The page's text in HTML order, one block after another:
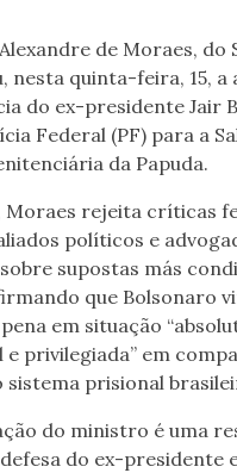
de Moraes, do
nesta quinta-feira, 15, a
do ex-presidente Jair
Federal (PF) para a
da Papuda.
Moraes rejeita críticas
políticos e
supostas más
que Bolsonaro
em situação
e privilegiada” em
sistema prisional
do ministro é uma
do ex-presidente